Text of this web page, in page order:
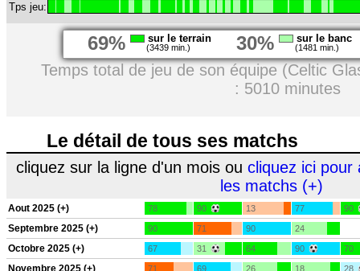
Tps jeu:
69% sur le terrain
(3439 min.) 30% sur le banc
(1481 min.)
Temps total de jeu de son équipe (Celtic
: 5010 minutes
Le détail de tous ses matchs
cliquez sur la ligne d'un mois ou cliquez ici pour
les matchs (+)
Aout 2025 (+) 78 90 13 77 90
Septembre 2025 (+) 90 71 90 24
Octobre 2025 (+) 67 31 64 90 70
Novembre 2025 (+) 71 69 26 18 28